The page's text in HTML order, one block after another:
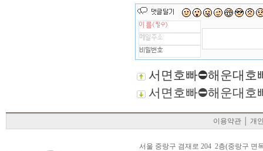
서면호빠⛔해운대
서면호빠⛔해운대
이용약관 │개
서울 중랑구 겸재로 204 2층(중랑구 면